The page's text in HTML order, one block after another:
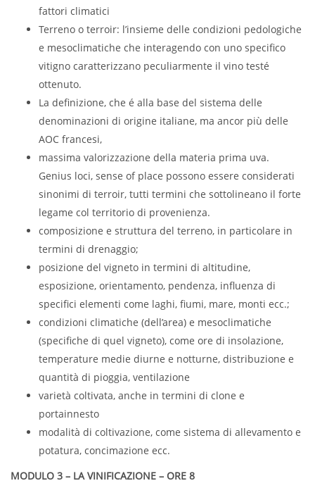
fattori climatici
Terreno o terroir: l’insieme delle condizioni pedologiche
e mesoclimatiche che interagendo con uno specifico
vitigno caratterizzano peculiarmente il vino testé
ottenuto.
La definizione, che é alla base del sistema delle
denominazioni di origine italiane, ma ancor più delle
AOC francesi,
massima valorizzazione della materia prima uva.
Genius loci, sense of place possono essere considerati
sinonimi di terroir, tutti termini che sottolineano il forte
legame col territorio di provenienza.
composizione e struttura del terreno, in particolare in
termini di drenaggio;
posizione del vigneto in termini di altitudine,
esposizione, orientamento, pendenza, influenza di
specifici elementi come laghi, fiumi, mare, monti ecc.;
condizioni climatiche (dell’area) e mesoclimatiche
(specifiche di quel vigneto), come ore di insolazione,
temperature medie diurne e notturne, distribuzione e
quantità di pioggia, ventilazione
varietà coltivata, anche in termini di clone e
portainnesto
modalità di coltivazione, come sistema di allevamento e
potatura, concimazione ecc.
MODULO 3 – LA VINIFICAZIONE – ORE 8